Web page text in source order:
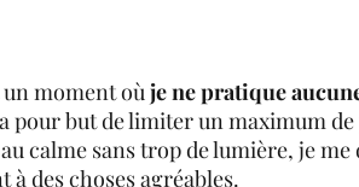
moment où je ne pratique
pour but de limiter un maximum
calme sans trop de lumière, je
des choses agréables.